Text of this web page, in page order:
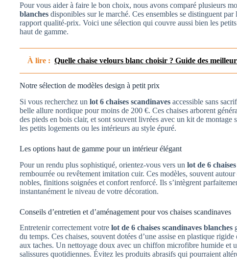
Pour vous aider à faire le bon choix, nous avons comparé plusieurs
blanches disponibles sur le marché. Ces ensembles se distinguent
rapport qualité-prix. Voici une sélection qui couvre aussi bien les
haut de gamme.
À lire : Quelle chaise velours blanc choisir ? Guide des
Notre sélection de modèles design à petit prix
Si vous recherchez un lot 6 chaises scandinaves accessible sans
belle allure nordique pour moins de 200 €. Ces chaises arborent
des pieds en bois clair, et sont souvent livrées avec un kit de
les petits logements ou les intérieurs au style épuré.
Les options haut de gamme pour un intérieur élégant
Pour un rendu plus sophistiqué, orientez-vous vers un lot de 6
rembourrée ou revêtement imitation cuir. Ces modèles, souvent
nobles, finitions soignées et confort renforcé. Ils s’intègrent
instantanément le niveau de votre décoration.
Conseils d’entretien et d’aménagement pour vos chaises scandinaves
Entretenir correctement votre lot de 6 chaises scandinaves blanches
du temps. Ces chaises, souvent dotées d’une assise en plastique
aux taches. Un nettoyage doux avec un chiffon microfibre humide et
salissures quotidiennes. Évitez les produits abrasifs qui pourraient